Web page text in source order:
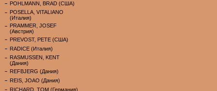
POHLMANN, BRAD (США)
POSELLA, VITALIANO
(Италия)
PRAMMER, JOSEF
(Австрия)
PREVOST, PETE (США)
RADICE (Италия)
RASMUSSEN, KENT
(Дания)
REFBJERG (Дания)
REIS, JOAO (Дания)
RICHARD, TOM (Германия)